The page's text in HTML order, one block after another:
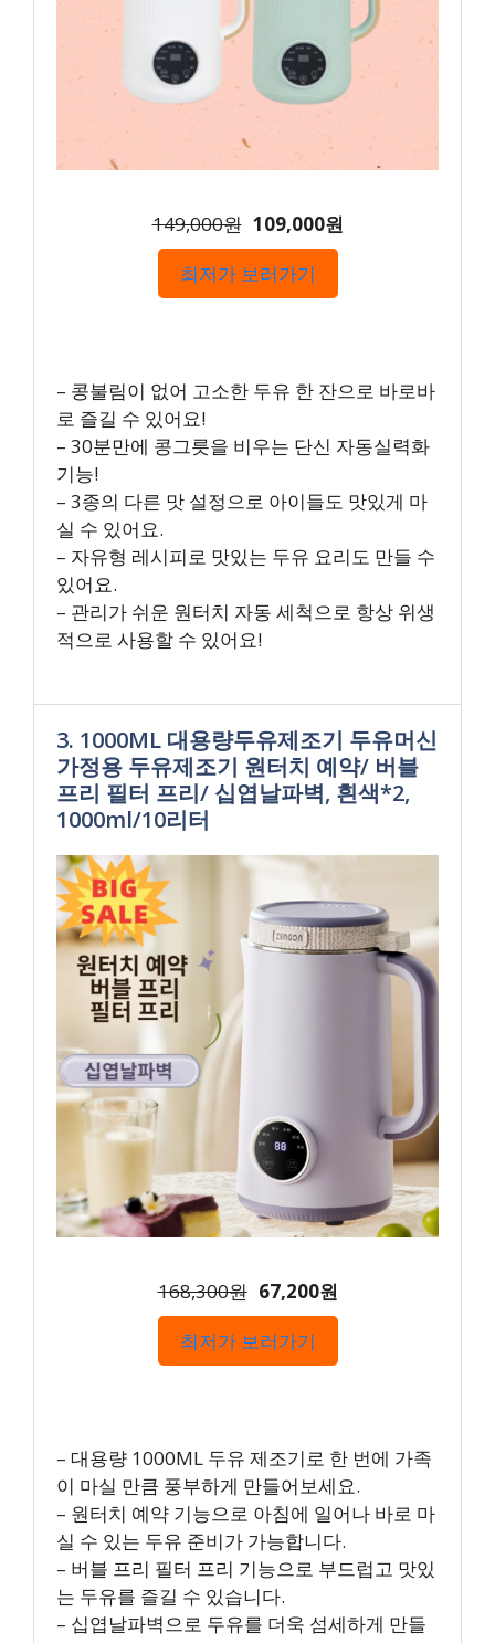
149,000원 109,000원
최저가 보러가기
– 콩불림이 없어 고소한 두유 한 잔으로 바로바
로 즐길 수 있어요!
– 30분만에 콩그릇을 비우는 단신 자동실력화
기능!
– 3종의 다른 맛 설정으로 아이들도 맛있게 마
실 수 있어요.
– 자유형 레시피로 맛있는 두유 요리도 만들 수
있어요.
– 관리가 쉬운 원터치 자동 세척으로 항상 위생
적으로 사용할 수 있어요!
3. 1000ML 대용량두유제조기 두유머신
가정용 두유제조기 원터치 예약/ 버블
프리 필터 프리/ 십엽날파벽, 흰색*2,
1000ml/10리터
168,300원 67,200원
최저가 보러가기
– 대용량 1000ML 두유 제조기로 한 번에 가족
이 마실 만큼 풍부하게 만들어보세요.
– 원터치 예약 기능으로 아침에 일어나 바로 마
실 수 있는 두유 준비가 가능합니다.
– 버블 프리 필터 프리 기능으로 부드럽고 맛있
는 두유를 즐길 수 있습니다.
– 십엽날파벽으로 두유를 더욱 섬세하게 만들